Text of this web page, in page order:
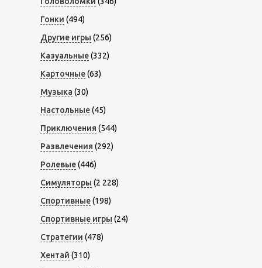
Гонки (494)
Другие игры (256)
Казуальные(332)
Карточные(63)
Музыка (30)
Настольные(45)
Приключения (544)
Развлечения (292)
Ролевые(446)
Симуляторы (2 228)
Спортивные(198)
Спортивные игры (24)
Стратегии (478)
Хентай (310)